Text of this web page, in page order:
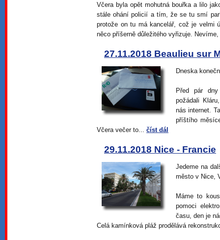
Včera byla opět mohutná bouřka a lilo
stále ohání policií a tím, že se tu smí
protože on tu má kancelář, což je velmi
něco příšerně důležitého vyřizuje.
27.11.2018 Beaulieu sur
Dneska
Před pár
požádali
nás internet.
příštího
Včera večer to... číst dál
29.11.2018 Nice - Francie
Jedeme na
město v Nice,
Máme to
pomoci
času, den je
Celá kamínková pláž prodělává